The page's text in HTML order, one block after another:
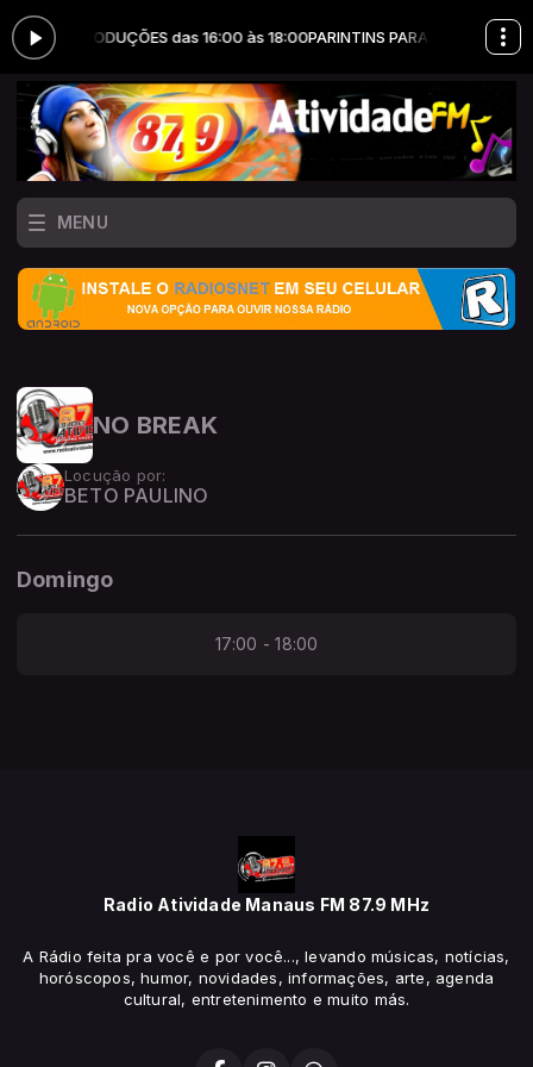
ERRY PRODUÇÕES das 16:00 às 18:00PARINTINS PARA O MUNDO
MENU
NO BREAK
Locução por:
BETO PAULINO
Domingo
17:00 - 18:00
Radio Atividade Manaus FM 87.9 MHz
A Rádio feita pra você e por você..., levando músicas, notícias,
horóscopos, humor, novidades, informações, arte, agenda
cultural, entretenimento e muito más.